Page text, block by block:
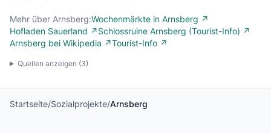
Mehr über Arnsberg:Wochenmärkte in Arnsberg ↗
Hofladen Sauerland ↗Schlossruine Arnsberg (Tourist-Info) ↗
Arnsberg bei Wikipedia ↗Tourist-Info ↗
Quellen anzeigen (3)
Startseite/Sozialprojekte/Arnsberg